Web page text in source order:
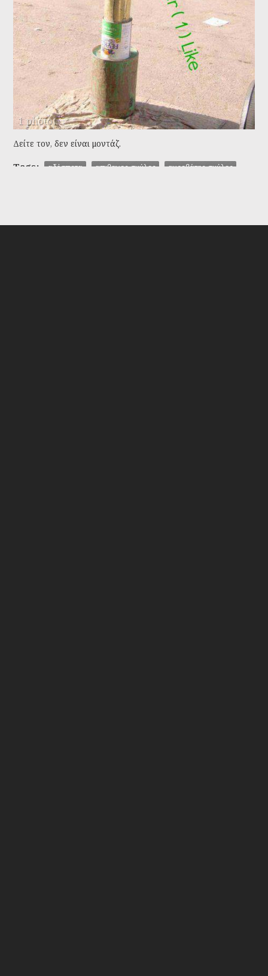
1 photo
Δείτε τον, δεν είναι μοντάζ.
Tags: αδέσποτα απιθανος σκύλος ακροβάτης σκύλος